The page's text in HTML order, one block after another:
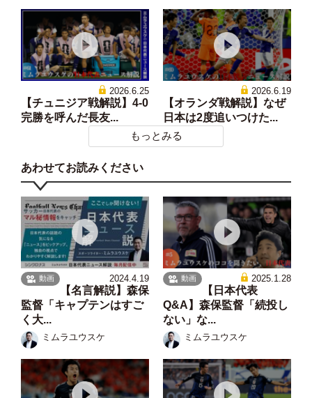
2026.6.25
【チュニジア戦解説】4-0
完勝を呼んだ長友...
2026.6.19
【オランダ戦解説】なぜ
日本は2度追いつけた...
もっとみる
あわせてお読みください
動画 2024.4.19
【名言解説】森保
監督「キャプテンはすご
く大...
ミムラユウスケ
動画 2025.1.28
【日本代表
Q&A】森保監督「続投し
ない」な...
ミムラユウスケ